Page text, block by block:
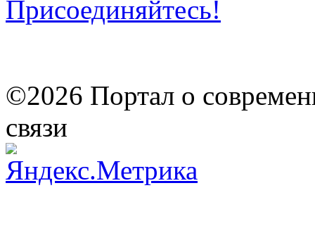
Присоединяйтесь!
©2026 Портал о
связи